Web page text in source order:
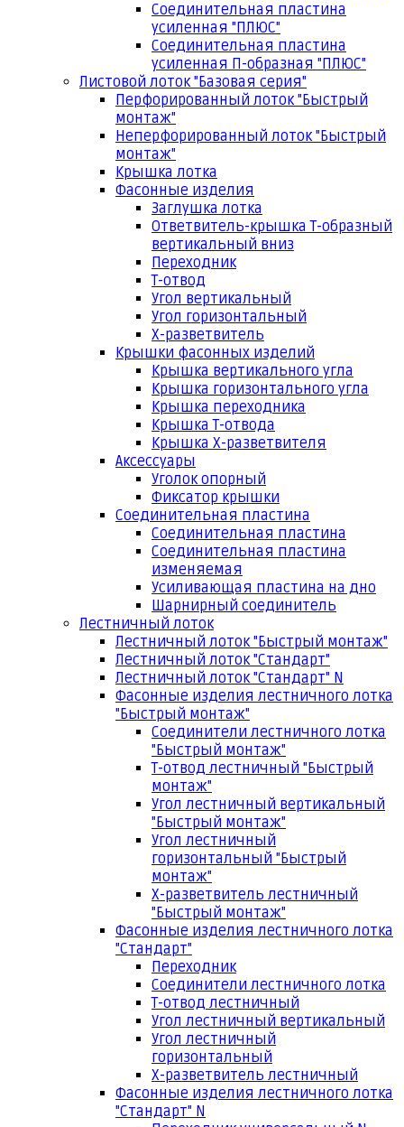
Соединительная пластина
усиленная "ПЛЮС"
Соединительная пластина
усиленная П-образная "ПЛЮС"
Листовой лоток "Базовая серия"
Перфорированный лоток "Быстрый
монтаж"
Неперфорированный лоток "Быстрый
монтаж"
Крышка лотка
Фасонные изделия
Заглушка лотка
Ответвитель-крышка Т-образный
вертикальный вниз
Переходник
Т-отвод
Угол вертикальный
Угол горизонтальный
Х-разветвитель
Крышки фасонных изделий
Крышка вертикального угла
Крышка горизонтального угла
Крышка переходника
Крышка Т-отвода
Крышка Х-разветвителя
Аксессуары
Уголок опорный
Фиксатор крышки
Соединительная пластина
Соединительная пластина
Соединительная пластина
изменяемая
Усиливающая пластина на дно
Шарнирный соединитель
Лестничный лоток
Лестничный лоток "Быстрый монтаж"
Лестничный лоток "Стандарт"
Лестничный лоток "Стандарт" N
Фасонные изделия лестничного лотка
"Быстрый монтаж"
Соединители лестничного лотка
"Быстрый монтаж"
Т-отвод лестничный "Быстрый
монтаж"
Угол лестничный вертикальный
"Быстрый монтаж"
Угол лестничный
горизонтальный "Быстрый
монтаж"
Х-разветвитель лестничный
"Быстрый монтаж"
Фасонные изделия лестничного лотка
"Стандарт"
Переходник
Соединители лестничного лотка
Т-отвод лестничный
Угол лестничный вертикальный
Угол лестничный
горизонтальный
Х-разветвитель лестничный
Фасонные изделия лестничного лотка
"Стандарт" N